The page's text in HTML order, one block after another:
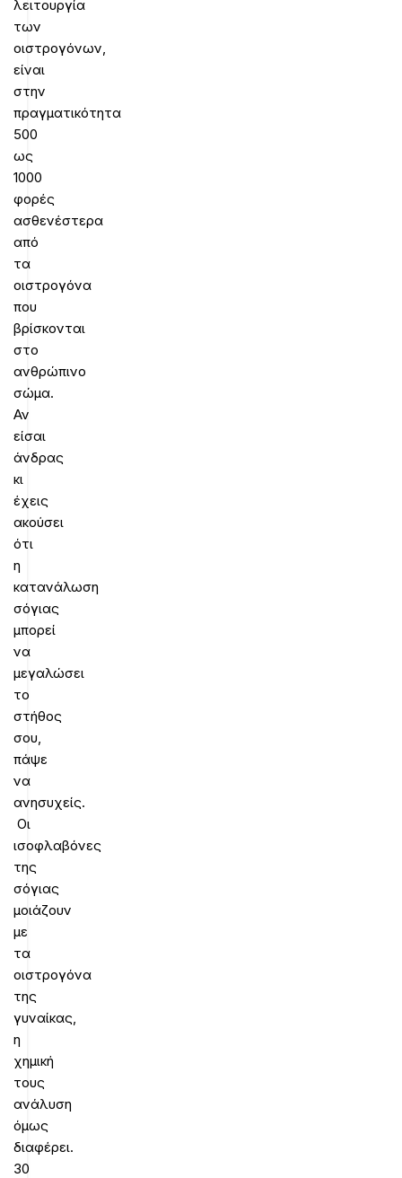
λειτουργία
των
οιστρογόνων,
είναι
στην
πραγματικότητα
500
ως
1000
φορές
ασθενέστερα
από
τα
οιστρογόνα
που
βρίσκονται
στο
ανθρώπινο
σώμα.
Αν
είσαι
άνδρας
κι
έχεις
ακούσει
ότι
η
κατανάλωση
σόγιας
μπορεί
να
μεγαλώσει
το
στήθος
σου,
πάψε
να
ανησυχείς.
Οι
ισοφλαβόνες
της
σόγιας
μοιάζουν
με
τα
οιστρογόνα
της
γυναίκας,
η
χημική
τους
ανάλυση
όμως
διαφέρει.
30